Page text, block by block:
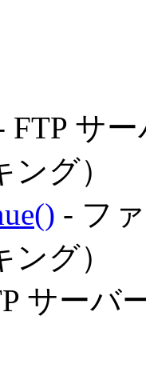
FTP サ
ング）
- フ
ング）
サーバ